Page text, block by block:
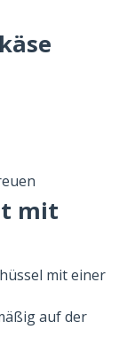
mit
mit einer
auf der